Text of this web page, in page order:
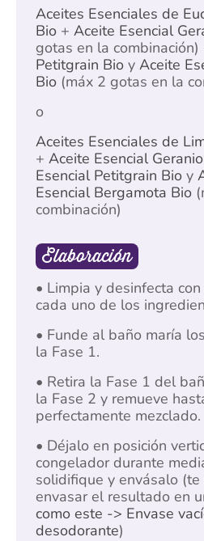
Aceites Esenciales de
Bio + Aceite Esencial
gotas en la combinación)
Petitgrain Bio y Aceite
Bio (máx 2 gotas en la
o
Aceites Esenciales de
+ Aceite Esencial Geranio
Esencial Petitgrain Bio y
Esencial Bergamota Bio
combinación)
Elaboración
• Limpia y desinfecta
cada uno de los
• Funde al baño maría
la Fase 1.
• Retira la Fase 1 del
la Fase 2 y remueve
perfectamente mezclado.
• Déjalo en posición
congelador durante
solidifique y envásalo (te
envasar el resultado en
como este -> Envase
desodorante)